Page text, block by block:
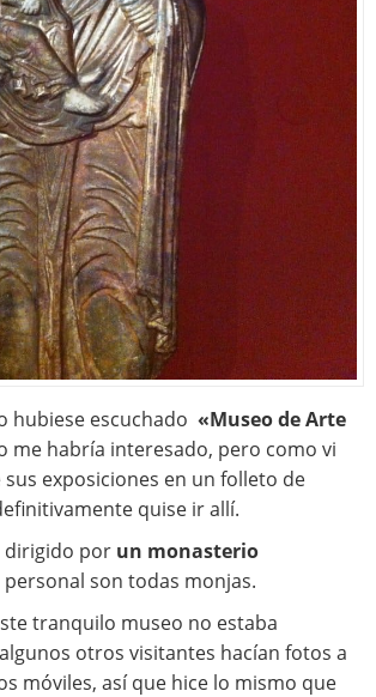
hubiese escuchado «Museo de Arte
me habría interesado, pero como vi
exposiciones en un folleto de
quise ir allí.
dirigido por un monasterio
personal son todas monjas.
tranquilo museo no estaba
otros visitantes hacían fotos a
móviles, así que hice lo mismo que